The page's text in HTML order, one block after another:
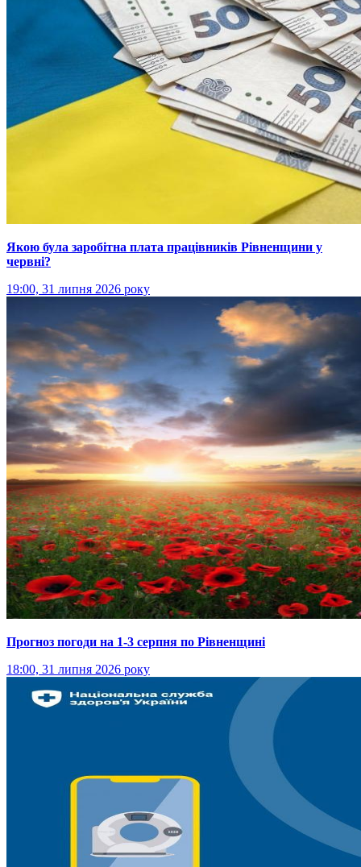
Якою була заробітна плата працівників Рівненщини у
червні?
19:00, 31 липня 2026 року
Прогноз погоди на 1-3 серпня по Рівненщині
18:00, 31 липня 2026 року